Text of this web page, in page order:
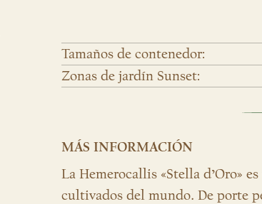
Tamaños de contenedor:
Zonas de jardín Sunset:
MÁS INFORMACIÓN
La Hemerocallis «Stella d’Oro»
cultivados del mundo. De porte